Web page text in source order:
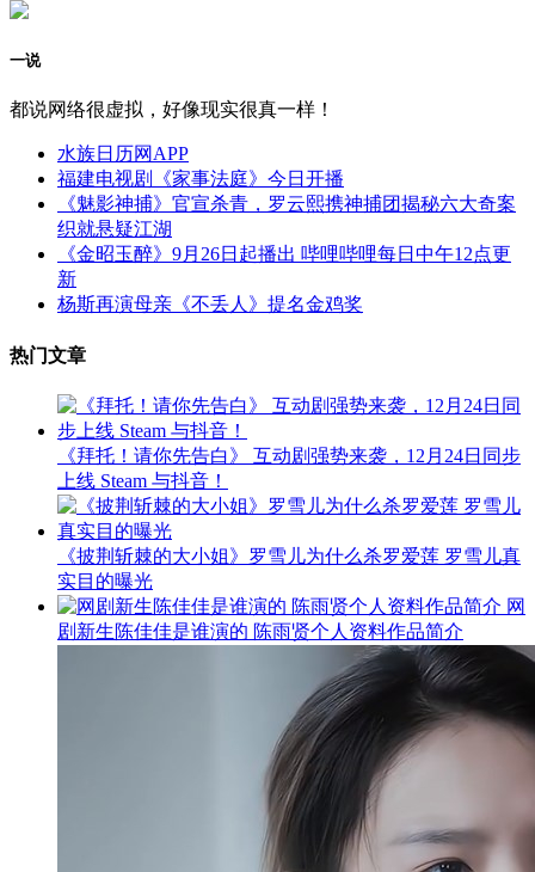
一说
都说网络很虚拟，好像现实很真一样！
水族日历网APP
福建电视剧《家事法庭》今日开播
《魅影神捕》官宣杀青，罗云熙携神捕团揭秘六大奇案
织就悬疑江湖
《金昭玉醉》9月26日起播出 哔哩哔哩每日中午12点更
新
杨斯再演母亲《不丢人》提名金鸡奖
热门文章
《拜托！请你先告白》 互动剧强势来袭，12月24日同步
上线 Steam 与抖音！
《披荆斩棘的大小姐》罗雪儿为什么杀罗爱莲 罗雪儿真
实目的曝光
网
剧新生陈佳佳是谁演的 陈雨贤个人资料作品简介